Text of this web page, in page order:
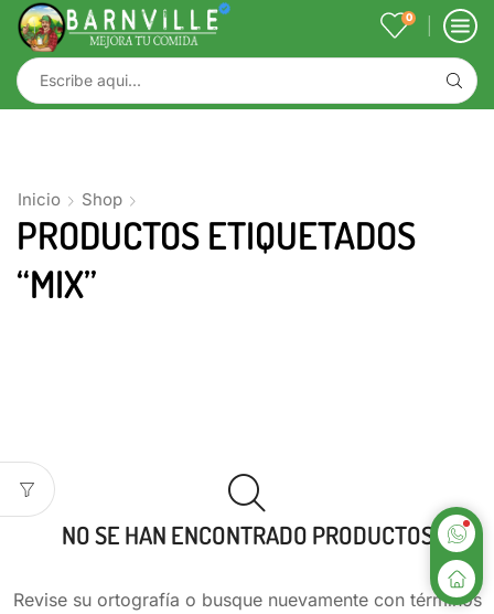
0
Inicio Shop
PRODUCTOS ETIQUETADOS
“MIX”
NO SE HAN ENCONTRADO PRODUCTOS
Revise su ortografía o busque nuevamente con términos